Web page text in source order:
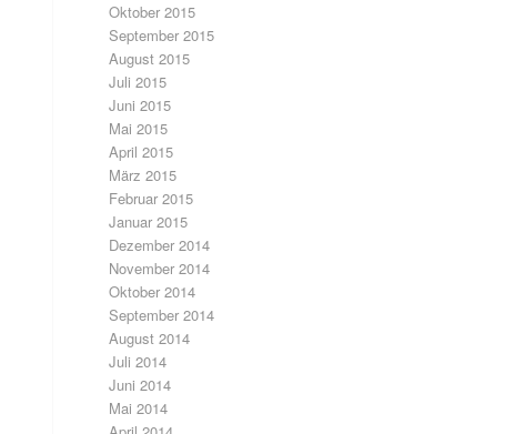
Oktober 2015
September 2015
August 2015
Juli 2015
Juni 2015
Mai 2015
April 2015
März 2015
Februar 2015
Januar 2015
Dezember 2014
November 2014
Oktober 2014
September 2014
August 2014
Juli 2014
Juni 2014
Mai 2014